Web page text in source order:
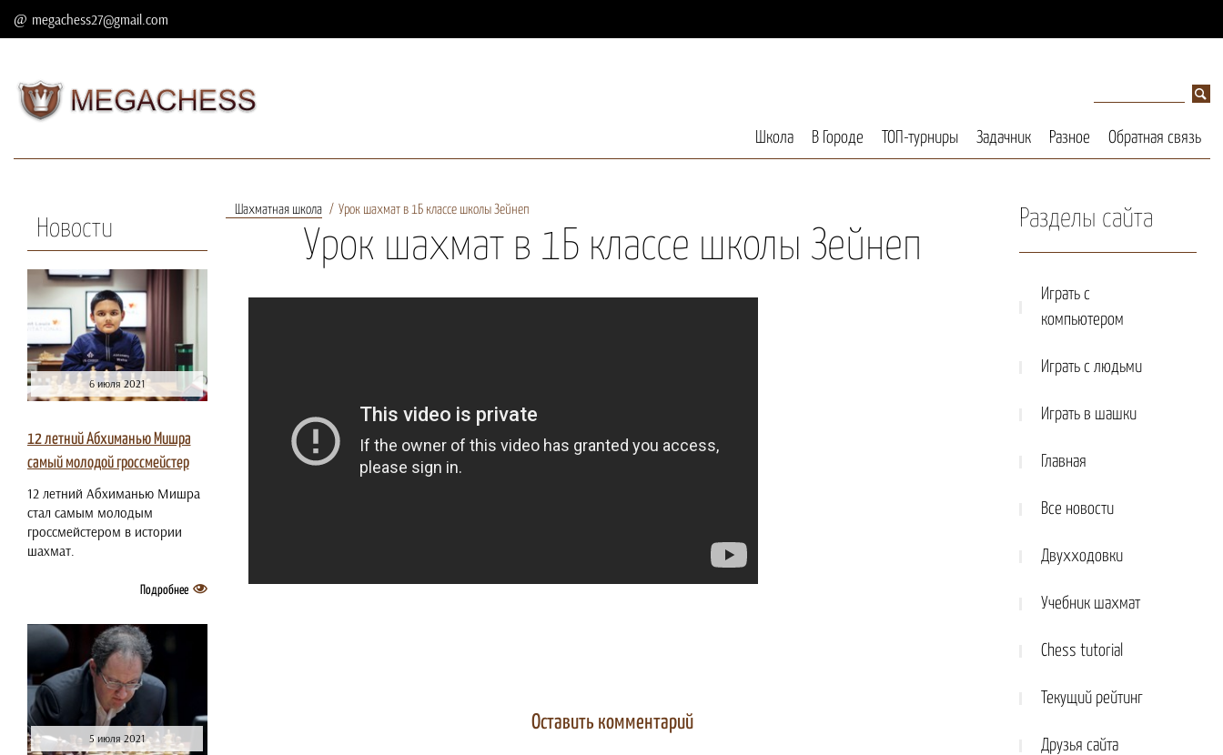
megachess27@gmail.com
Школа В Городе ТОП-турниры Задачник Разное Обратная связь
Новости
6 июля 2021
12 летний Абхиманью Мишра
самый молодой гроссмейстер
12 летний Абхиманью Мишра
стал самым молодым
гроссмейстером в истории
шахмат.
Подробнее
5 июля 2021
Шахматная школа Урок шахмат в 1Б классе школы Зейнеп
Урок шахмат в 1Б классе школы Зейнеп
Оставить комментарий
Разделы сайта
Играть с
компьютером
Играть с людьми
Играть в шашки
Главная
Все новости
Двухходовки
Учебник шахмат
Chess tutorial
Текущий рейтинг
Друзья сайта